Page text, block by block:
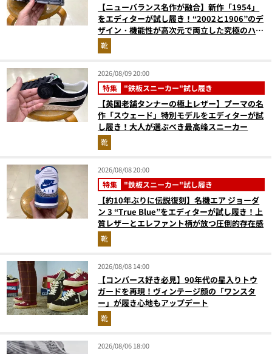
【ニューバランス名作が融合】新作「1954」
をエディターが試し履き！“2002と1906”のデ
ザイン・機能性が高次元で両立した究極のハイ
ブリッドスニーカー
靴
2026/08/09 20:00
特集 "鉄板スニーカー"試し履き
【英国老舗タンナーの極上レザー】プーマの名
作「スウェード」特別モデルをエディターが試
し履き！大人が選ぶべき最高峰スニーカー
靴
2026/08/08 20:00
特集 "鉄板スニーカー"試し履き
【約10年ぶりに伝説復刻】名機エア ジョーダ
ン 3 “True Blue”をエディターが試し履き！上
質レザーとエレファント柄が放つ圧倒的存在感
靴
2026/08/08 14:00
【コンバース好き必見】90年代の星入りトウ
ガードを再現！ヴィンテージ顔の「ワンスタ
ー」が履き心地もアップデート
靴
2026/08/06 18:00